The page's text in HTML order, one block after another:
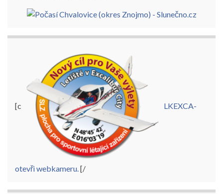
[c LKEXCA-
otevři webkameru.[/